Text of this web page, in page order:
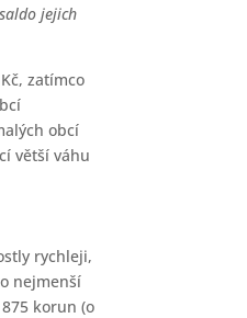
jejich
zatímco
obcí
větší váhu
rychleji,
nejmenší
korun (o